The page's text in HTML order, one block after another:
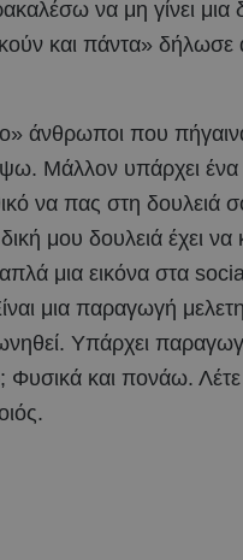
να μη γίνει μια
και πάντα» δήλωσε
άνθρωποι που
Μάλλον υπάρχει ένα
να πας στη δουλειά
μου δουλειά έχει να
μια εικόνα στα social
μια παραγωγή
Υπάρχει
και πονάω. Λέτε